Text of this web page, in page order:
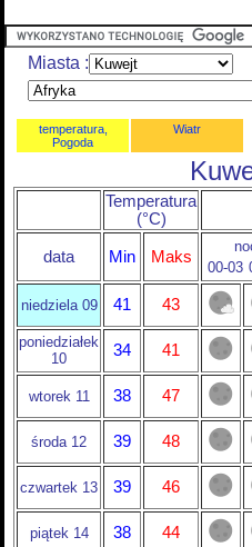
Miasta :
temperatura,
Pogoda
Wiatr
Temperatura
(°C)
data Min Maks
00-03
niedziela 09 41 43
poniedziałek
10
34 41
wtorek 11 38 47
środa 12 39 48
czwartek 13 39 46
piątek 14 38 44